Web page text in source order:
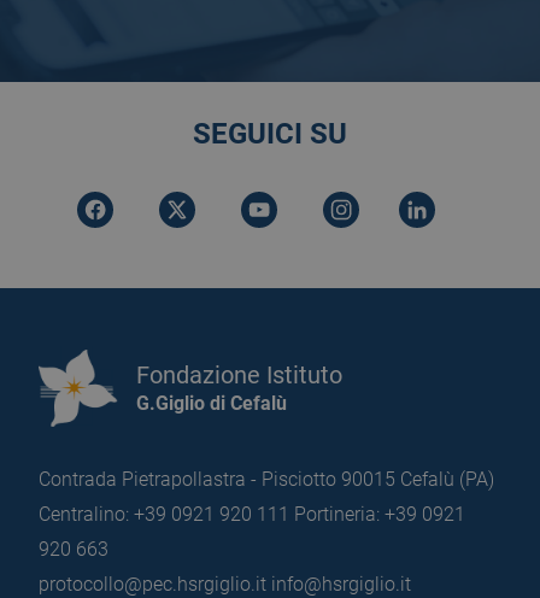
SEGUICI SU
Fondazione Istituto
G.Giglio di Cefalù
Contrada Pietrapollastra - Pisciotto 90015 Cefalù (PA)
Centralino: +39 0921 920 111 Portineria: +39 0921
920 663
protocollo@pec.hsrgiglio.it info@hsrgiglio.it